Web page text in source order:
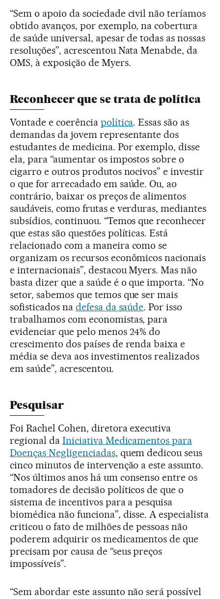
“Sem o apoio da sociedade civil não teríamos
obtido avanços, por exemplo, na cobertura
de saúde universal, apesar de todas as nossas
resoluções”, acrescentou Nata Menabde, da
OMS, à exposição de Myers.
Reconhecer que se trata de política
Vontade e coerência política. Essas são as
demandas da jovem representante dos
estudantes de medicina. Por exemplo, disse
ela, para “aumentar os impostos sobre o
cigarro e outros produtos nocivos” e investir
o que for arrecadado em saúde. Ou, ao
contrário, baixar os preços de alimentos
saudáveis, como frutas e verduras, mediantes
subsídios, continuou. “Temos que reconhecer
que estas são questões políticas. Está
relacionado com a maneira como se
organizam os recursos econômicos nacionais
e internacionais”, destacou Myers. Mas não
basta dizer que a saúde é o que importa. “No
setor, sabemos que temos que ser mais
sofisticados na defesa da saúde. Por isso
trabalhamos com economistas, para
evidenciar que pelo menos 24% do
crescimento dos países de renda baixa e
média se deva aos investimentos realizados
em saúde”, acrescentou.
Pesquisar
Foi Rachel Cohen, diretora executiva
regional da Iniciativa Medicamentos para
Doenças Negligenciadas, quem dedicou seus
cinco minutos de intervenção a este assunto.
“Nos últimos anos há um consenso entre os
tomadores de decisão políticos de que o
sistema de incentivos para a pesquisa
biomédica não funciona”, disse. A especialista
criticou o fato de milhões de pessoas não
poderem adquirir os medicamentos de que
precisam por causa de “seus preços
impossíveis”.
“Sem abordar este assunto não será possível